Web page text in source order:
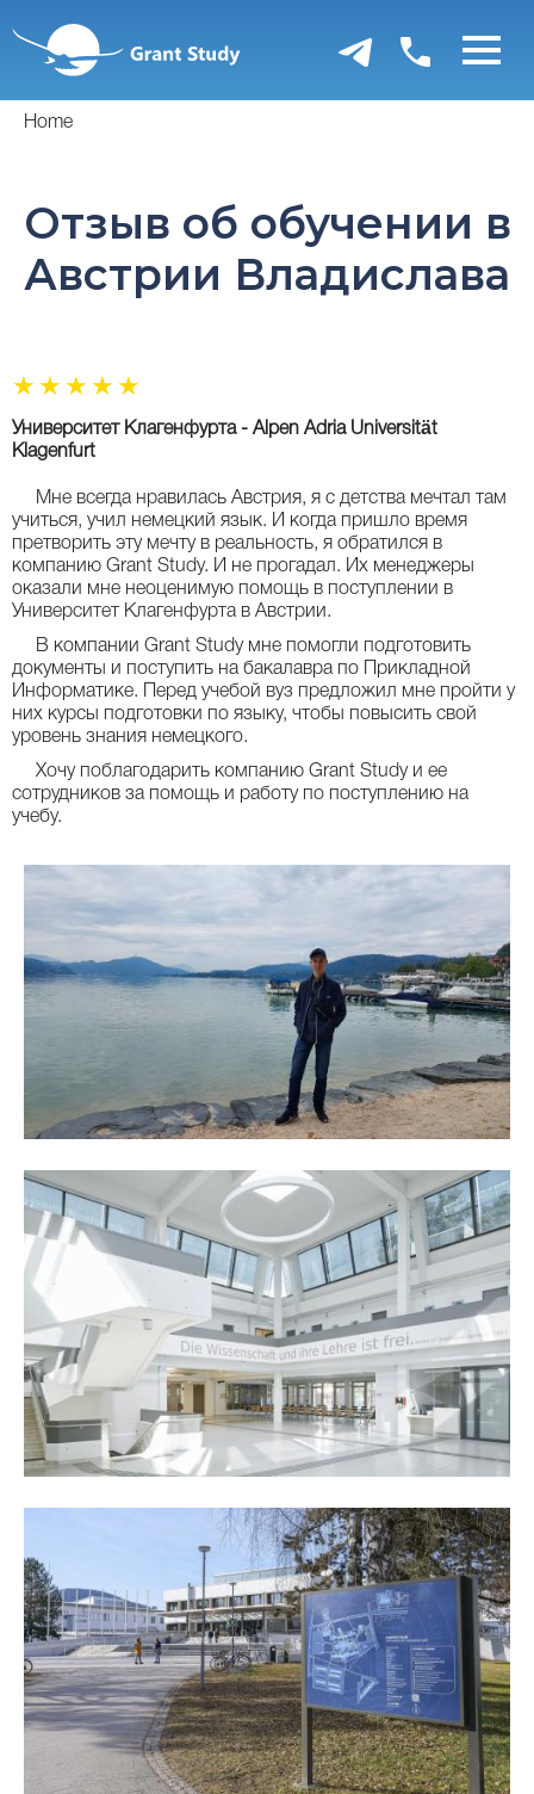
основному
содержанию
Home
Отзыв об обучении в
Австрии Владислава
☆ ☆ ☆ ☆ ☆
Университет Клагенфурта - Alpen Adria Universität
Klagenfurt
Мне всегда нравилась Австрия, я с детства мечтал там
учиться, учил немецкий язык. И когда пришло время
претворить эту мечту в реальность, я обратился в
компанию Grant Study. И не прогадал. Их менеджеры
оказали мне неоценимую помощь в поступлении в
Университет Клагенфурта в Австрии.
В компании Grant Study мне помогли подготовить
документы и поступить на бакалавра по Прикладной
Информатике. Перед учебой вуз предложил мне пройти у
них курсы подготовки по языку, чтобы повысить свой
уровень знания немецкого.
Хочу поблагодарить компанию Grant Study и ее
сотрудников за помощь и работу по поступлению на
учебу.